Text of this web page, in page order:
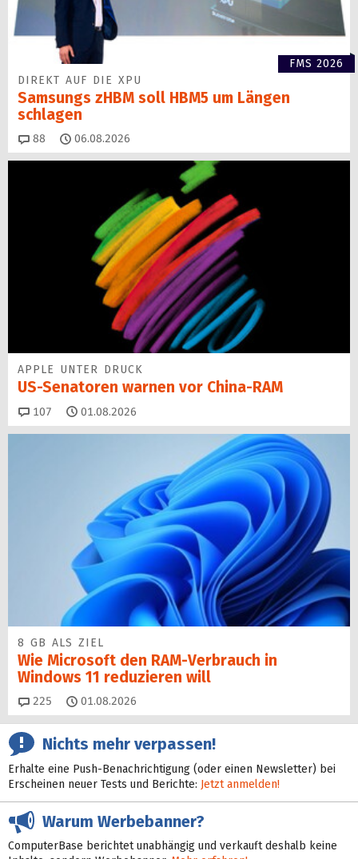
FMS 2026
DIREKT AUF DIE XPU
Samsungs zHBM soll HBM5 um Längen
schlagen
88 Kommentare
06.08.2026
APPLE UNTER DRUCK
US-Senatoren warnen vor China-RAM
107 Kommentare
01.08.2026
8 GB ALS ZIEL
Wie Microsoft den RAM-Verbrauch in
Windows 11 reduzieren will
225 Kommentare
01.08.2026
Nichts mehr verpassen!
Erhalte eine Push-Benachrichtigung (oder einen Newsletter) bei
Erscheinen neuer Tests und Berichte: Jetzt anmelden!
Warum Werbebanner?
ComputerBase berichtet unabhängig und verkauft deshalb keine